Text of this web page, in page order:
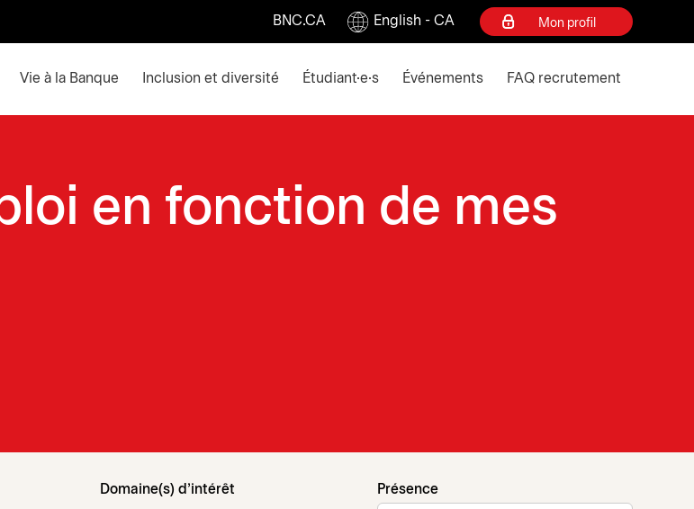
BNC.CA English - CA Mon profil
Vie à la Banque Inclusion et diversité Étudiant·e·s Événements FAQ recrutement
en fonction de mes
Domaine(s) d'intérêt Présence